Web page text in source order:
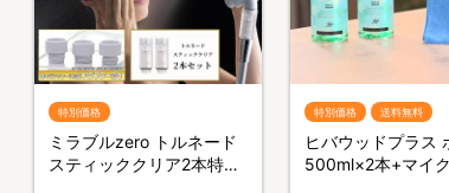
特別価格
ミラブルzero トルネード
スティッククリア2本特別
特別価格 送料無料
ヒバウッドプラス
500ml×2本+マイ